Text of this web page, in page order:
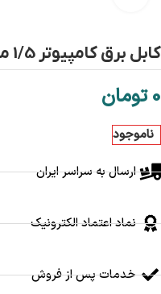
کابل برق کامپیوتر 1/5 متر ENZO 0/75*3
0 تومان
ناموجود
ارسال به سراسر ایران
نماد اعتماد الکترونیک
خدمات پس از فروش